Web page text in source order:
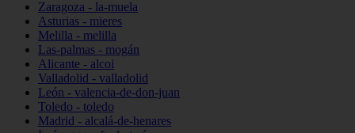
Zaragoza - la-muela
Asturias - mieres
Melilla - melilla
Las-palmas - mogán
Alicante - alcoi
Valladolid - valladolid
León - valencia-de-don-juan
Toledo - toledo
Madrid - alcalá-de-henares